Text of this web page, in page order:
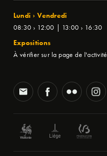
Lundi › Vendredi
08:30 › 12:00 | 13:00 › 16:30
Expositions
À vérifier sur la page de l'activité